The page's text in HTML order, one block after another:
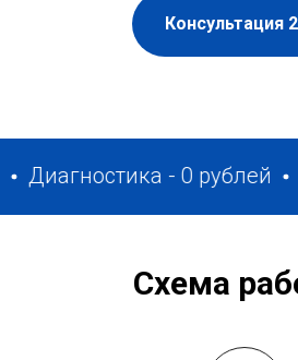
Консультация
- 0 рублей
Схема